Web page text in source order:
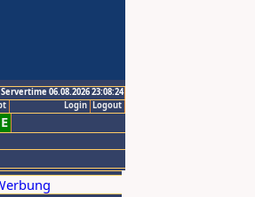
Servertime 06.08.2026 23:08:24
Logout
Login